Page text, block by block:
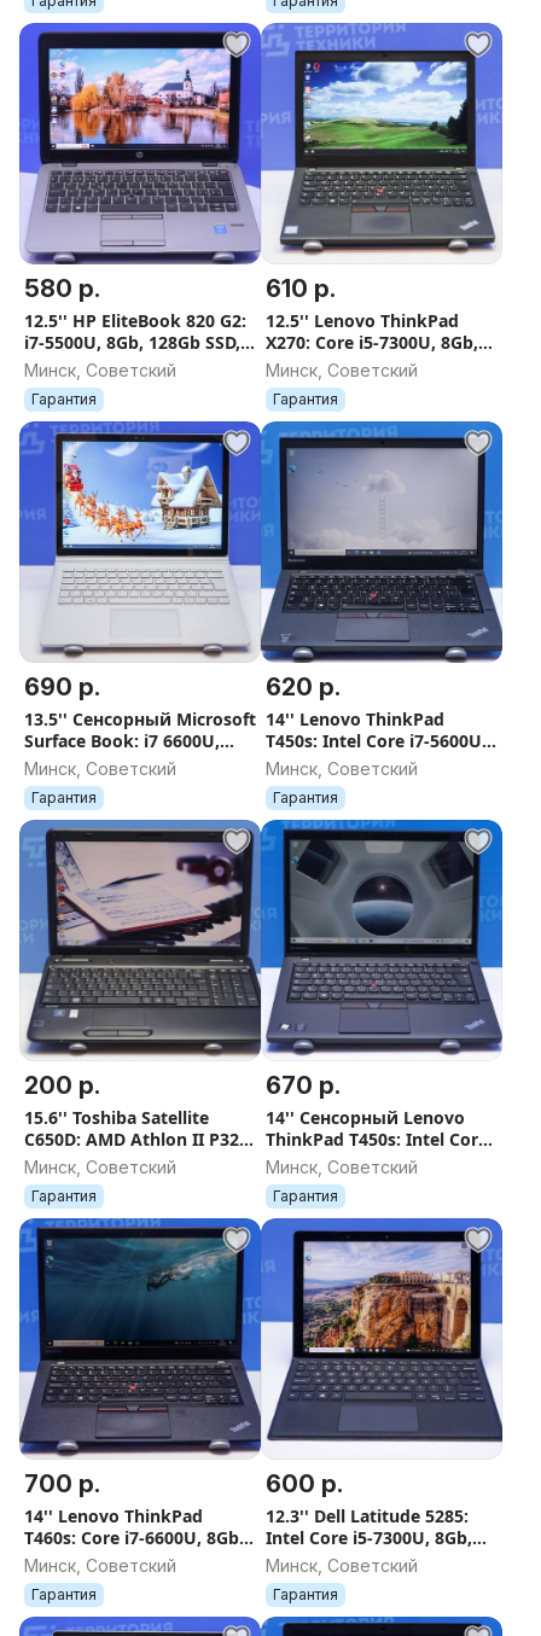
580 р.
12.5'' HP EliteBook 820 G2:
i7-5500U, 8Gb, 128Gb SSD,
Full HD IPS
Минск, Советский
Гарантия
610 р.
12.5'' Lenovo ThinkPad
X270: Core i5-7300U, 8Gb,
256Gb SSD. Гарантия
Минск, Советский
Гарантия
690 р.
13.5'' Сенсорный Microsoft
Surface Book: i7 6600U,
8Gb, 256Gb SSD. Гарантия
Минск, Советский
Гарантия
620 р.
14'' Lenovo ThinkPad
T450s: Intel Core i7-5600U,
12Gb, 120Gb SSD. Гарантия
Минск, Советский
Гарантия
200 р.
15.6'' Toshiba Satellite
C650D: AMD Athlon II P320,
4Gb, 320Gb HDD. Гарантия
Минск, Советский
Гарантия
670 р.
14'' Сенсорный Lenovo
ThinkPad T450s: Intel Core
i7-5600U, 12Gb, 256Gb SSD.
Гарантия
Минск, Советский
Гарантия
700 р.
14'' Lenovo ThinkPad
T460s: Core i7-6600U, 8Gb,
256Gb SSD. Гарантия
Минск, Советский
Гарантия
600 р.
12.3'' Dell Latitude 5285:
Intel Core i5-7300U, 8Gb,
256Gb SSD. Гарантия
Минск, Советский
Гарантия